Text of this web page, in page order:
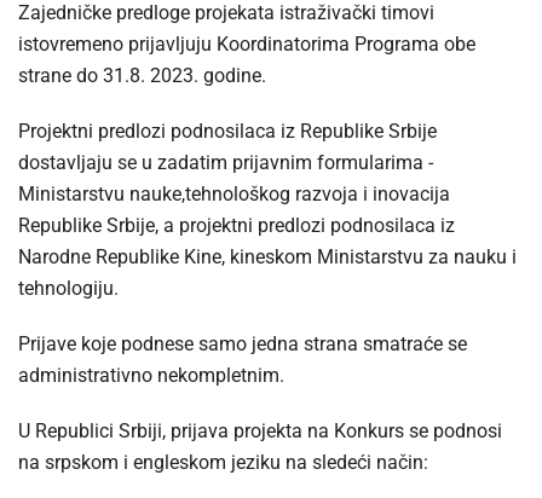
Zajedničke predloge projekata istraživački timovi
istovremeno prijavljuju Koordinatorima Programa obe
strane do 31.8. 2023. godine.
Projektni predlozi podnosilaca iz Republike Srbije
dostavljaju se u zadatim prijavnim formularima -
Ministarstvu nauke,tehnološkog razvoja i inovacija
Republike Srbije, a projektni predlozi podnosilaca iz
Narodne Republike Kine, kineskom Ministarstvu za nauku i
tehnologiju.
Prijave koje podnese samo jedna strana smatraće se
administrativno nekompletnim.
U Republici Srbiji, prijava projekta na Konkurs se podnosi
na srpskom i engleskom jeziku na sledeći način: